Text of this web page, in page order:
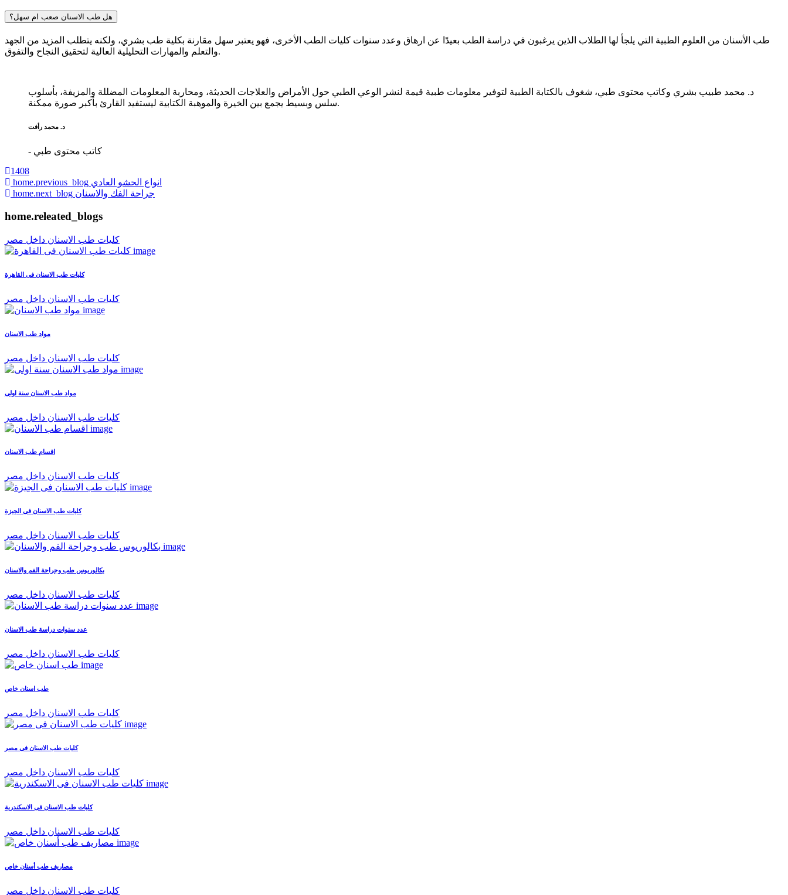
هل طب الاسنان صعب ام سهل؟
طب الأسنان من العلوم الطبية التي يلجأ لها الطلاب الذين يرغبون في دراسة الطب بعيدًا عن ارهاق وعدد سنوات كليات الطب الأخرى، فهو يعتبر سهل مقارنة بكلية طب بشري، ولكنه يتطلب المزيد من الجهد
والتعلم والمهارات التحليلية العالية لتحقيق النجاح والتفوق.
د. محمد طبيب بشري وكاتب محتوى طبي، شغوف بالكتابة الطبية لتوفير معلومات طبية قيمة لنشر الوعي الطبي حول الأمراض والعلاجات الحديثة، ومحاربة المعلومات المضللة والمزيفة، بأسلوب
سلس وبسيط يجمع بين الخيرة والموهبة الكتابية ليستفيد القارئ بأكبر صورة ممكنة.
د. محمد رأفت
- كاتب محتوى طبي
1408
home.previous_blog انواع الحشو العادي
home.next_blog جراحة الفك والاسنان
home.releated_blogs
كليات طب الاسنان داخل مصر
كليات طب الاسنان فى القاهرة
كليات طب الاسنان داخل مصر
مواد طب الاسنان
كليات طب الاسنان داخل مصر
مواد طب الاسنان سنة اولى
كليات طب الاسنان داخل مصر
اقسام طب الاسنان
كليات طب الاسنان داخل مصر
كليات طب الاسنان فى الجيزة
كليات طب الاسنان داخل مصر
بكالوريوس طب وجراحة الفم والاسنان
كليات طب الاسنان داخل مصر
عدد سنوات دراسة طب الاسنان
كليات طب الاسنان داخل مصر
طب اسنان خاص
كليات طب الاسنان داخل مصر
كليات طب الاسنان فى مصر
كليات طب الاسنان داخل مصر
كليات طب الاسنان فى الاسكندرية
كليات طب الاسنان داخل مصر
مصاريف طب أسنان خاص
كليات طب الاسنان داخل مصر